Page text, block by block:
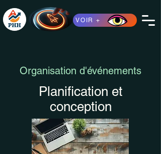
VOIR +
Organisation d'événements
Planification et
conception